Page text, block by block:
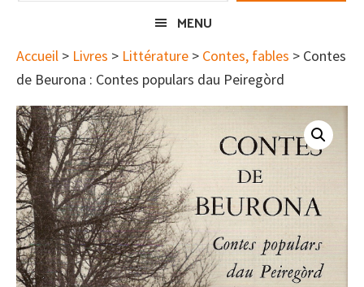
MENU
Accueil > Livres > Littérature > Contes, fables > Contes
de Beurona : Contes populars dau Peiregòrd